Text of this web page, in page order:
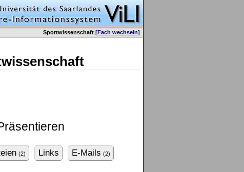
Sportwissenschaft [Fach wechseln]
(2) Links E-Mails (2)